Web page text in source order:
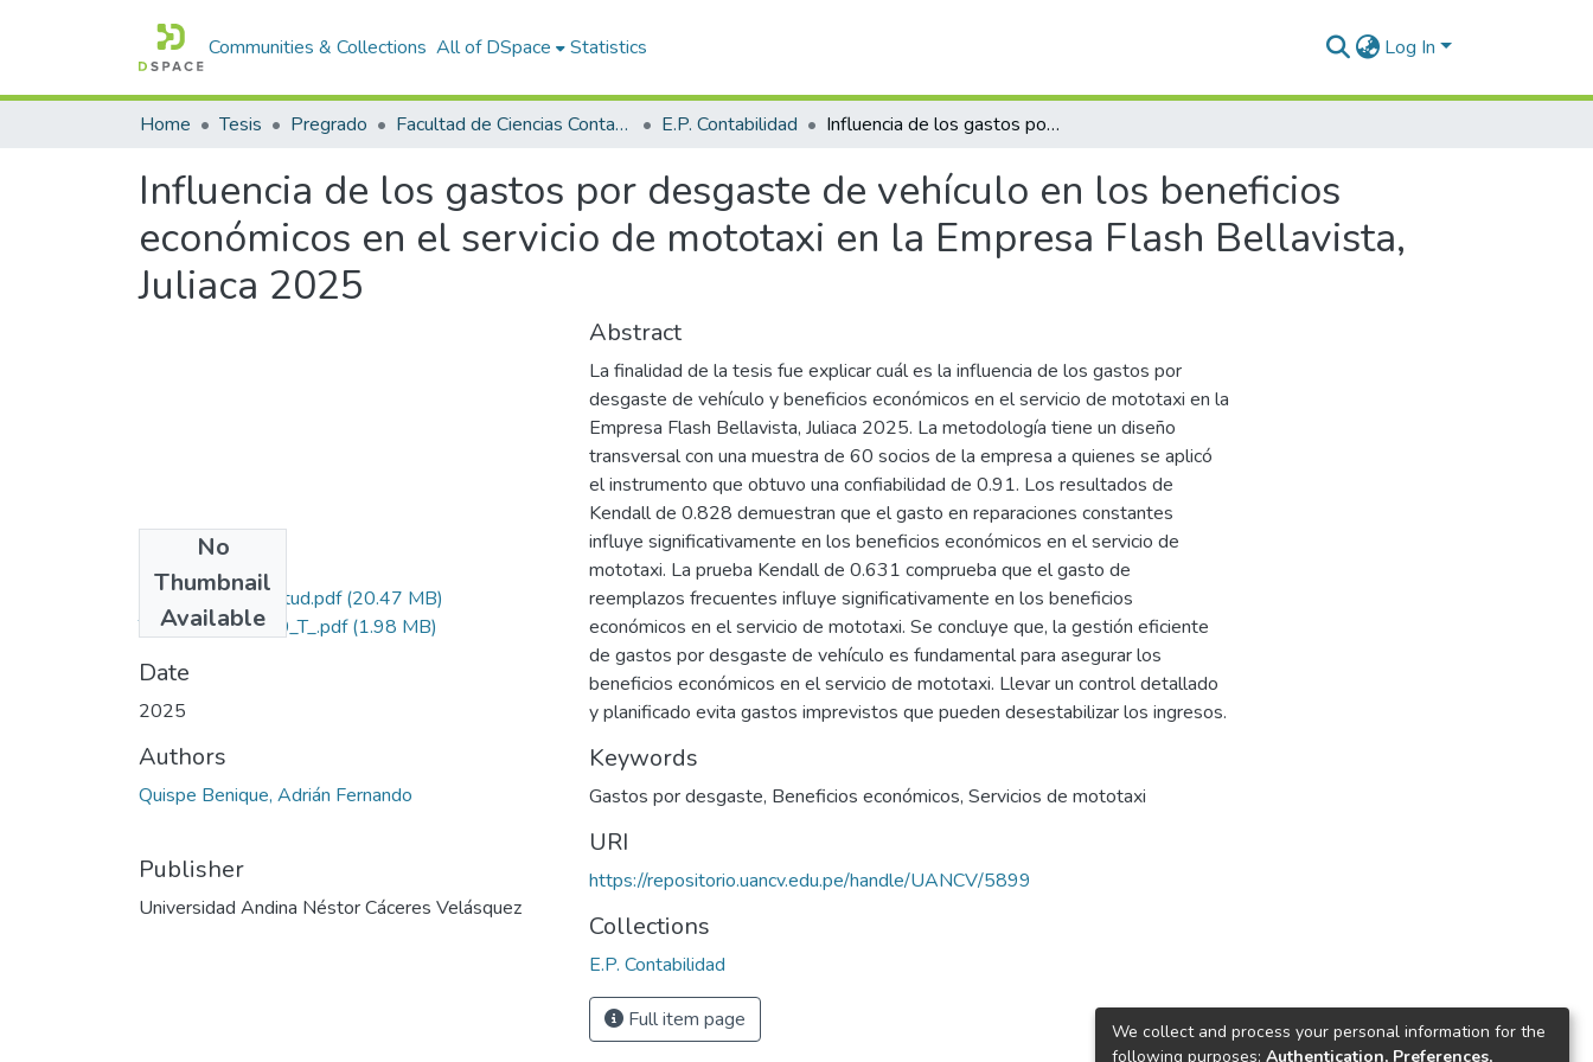
Communities & Collections All of DSpace Statistics Log In
Home Tesis Pregrado Facultad de Ciencias Contables y Financieras E.P. Contabilidad Influencia de los gastos por desgaste de vehículo en los beneficios económicos en el servicio de mototaxi en la Empresa Flash Bellavista, Juliaca 2025
Influencia de los gastos por desgaste de vehículo en los beneficios
económicos en el servicio de mototaxi en la Empresa Flash Bellavista,
Juliaca 2025
No
Thumbnail
Available
Grado de Similitud.pdf(20.47 MB)
T036_72384070_T_.pdf(1.98 MB)
Date
2025
Authors
Quispe Benique, Adrián Fernando
Publisher
Universidad Andina Néstor Cáceres Velásquez
Abstract
La finalidad de la tesis fue explicar cuál es la influencia de los gastos por
desgaste de vehículo y beneficios económicos en el servicio de mototaxi en la
Empresa Flash Bellavista, Juliaca 2025. La metodología tiene un diseño
transversal con una muestra de 60 socios de la empresa a quienes se aplicó
el instrumento que obtuvo una confiabilidad de 0.91. Los resultados de
Kendall de 0.828 demuestran que el gasto en reparaciones constantes
influye significativamente en los beneficios económicos en el servicio de
mototaxi. La prueba Kendall de 0.631 comprueba que el gasto de
reemplazos frecuentes influye significativamente en los beneficios
económicos en el servicio de mototaxi. Se concluye que, la gestión eficiente
de gastos por desgaste de vehículo es fundamental para asegurar los
beneficios económicos en el servicio de mototaxi. Llevar un control detallado
y planificado evita gastos imprevistos que pueden desestabilizar los ingresos.
Keywords
Gastos por desgaste, Beneficios económicos, Servicios de mototaxi
URI
https://repositorio.uancv.edu.pe/handle/UANCV/5899
Collections
E.P. Contabilidad
Full item page
We collect and process your personal information for the
following purposes: Authentication, Preferences,